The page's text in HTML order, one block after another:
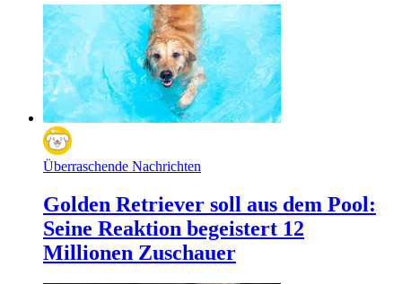
Überraschende Nachrichten
Golden Retriever soll aus dem Pool:
Seine Reaktion begeistert 12
Millionen Zuschauer